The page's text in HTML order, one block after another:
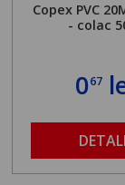
Copex PVC
- colac
067